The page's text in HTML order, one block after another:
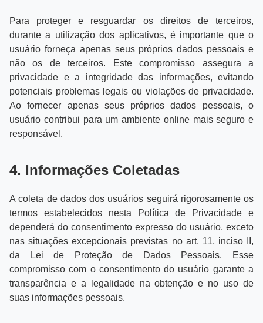
Para proteger e resguardar os direitos de terceiros,
durante a utilização dos aplicativos, é importante que o
usuário forneça apenas seus próprios dados pessoais e
não os de terceiros. Este compromisso assegura a
privacidade e a integridade das informações, evitando
potenciais problemas legais ou violações de privacidade.
Ao fornecer apenas seus próprios dados pessoais, o
usuário contribui para um ambiente online mais seguro e
responsável.
4. Informações Coletadas
A coleta de dados dos usuários seguirá rigorosamente os
termos estabelecidos nesta Política de Privacidade e
dependerá do consentimento expresso do usuário, exceto
nas situações excepcionais previstas no art. 11, inciso II,
da Lei de Proteção de Dados Pessoais. Esse
compromisso com o consentimento do usuário garante a
transparência e a legalidade na obtenção e no uso de
suas informações pessoais.